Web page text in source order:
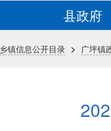
县政府
乡镇信息公开目录 > 广坪镇